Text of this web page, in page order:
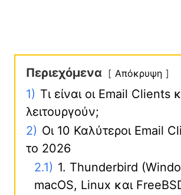
Περιεχόμενα Απόκρυψη
1) Τι είναι οι Email Clients
λειτουργούν;
2) Οι 10 Καλύτεροι Email
το 2026
2.1) 1. Thunderbird
macOS, Linux και